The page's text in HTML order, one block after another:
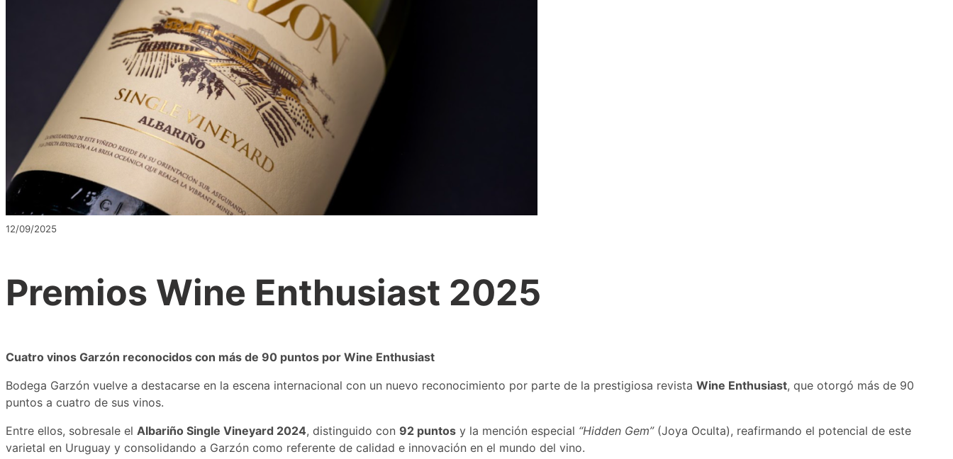
12/09/2025
Premios Wine Enthusiast 2025
Cuatro vinos Garzón reconocidos con más de 90 puntos por Wine Enthusiast
Bodega Garzón vuelve a destacarse en la escena internacional con un nuevo reconocimiento por parte de la prestigiosa revista Wine Enthusiast, que otorgó más de 90
puntos a cuatro de sus vinos.
Entre ellos, sobresale el Albariño Single Vineyard 2024, distinguido con 92 puntos y la mención especial “Hidden Gem”(Joya Oculta), reafirmando el potencial de este
varietal en Uruguay y consolidando a Garzón como referente de calidad e innovación en el mundo del vino.